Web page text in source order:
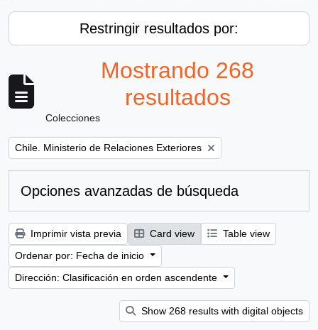
Restringir resultados por:
Mostrando 268
resultados
Colecciones
Remove filter:
Chile. Ministerio de Relaciones Exteriores
Opciones avanzadas de búsqueda
Imprimir vista previa Card view
Table view
Ordenar por: Fecha de inicio
Dirección: Clasificación en orden ascendente
Show 268 results with digital objects